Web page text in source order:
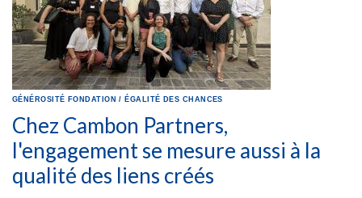
GÉNÉROSITÉ FONDATION / ÉGALITÉ DES CHANCES
Chez Cambon Partners,
l'engagement se mesure aussi à la
qualité des liens créés